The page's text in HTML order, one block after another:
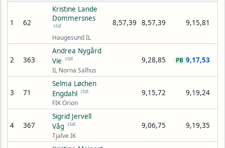
1 62
Kristine Lande
Dommersnes
stat
Haugesund IL
8,57,39 8,57,39 9,15,81
2 363
Andrea Nygård
Vie stat
IL Norna Salhus
9,28,85 9,17,53
PB
3 71
Selma Løchen
Engdahl stat
FIK Orion
9,15,72 9,19,24
4 367
Sigrid Jervell
Våg stat
Tjalve IK
9,06,75 9,19,35